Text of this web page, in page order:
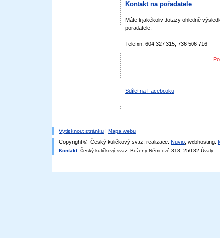
Kontakt na pořadatele
Máte-li jakékoliv dotazy ohledně
pořadatele:
Telefon: 604 327 315, 736 506 716
Sdílet na Facebooku
Vytisknout stránku | Mapa webu
Copyright © Český kuličkový svaz, realizace: Nuvio , webhosting:
Kontakt: Český kuličkový svaz, Boženy Němcové 318, 250 82 Úvaly